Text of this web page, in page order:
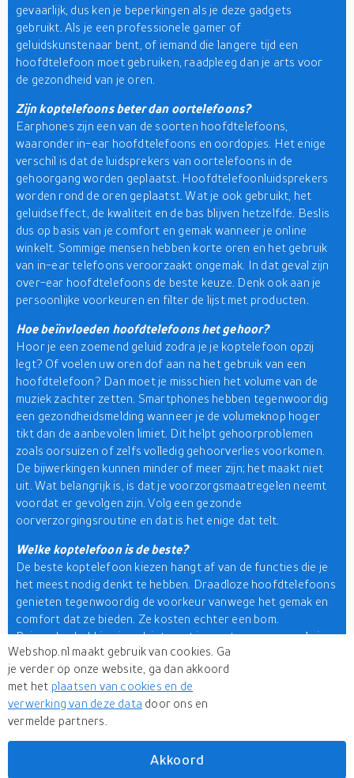
gevaarlijk, dus ken je beperkingen als je deze gadgets
gebruikt. Als je een professionele gamer of
geluidskunstenaar bent, of iemand die langere tijd een
hoofdtelefoon moet gebruiken, raadpleeg dan je arts voor
de gezondheid van je oren.
Zijn koptelefoons beter dan oortelefoons?
Earphones zijn een van de soorten hoofdtelefoons,
waaronder in-ear hoofdtelefoons en oordopjes. Het enige
verschil is dat de luidsprekers van oortelefoons in de
gehoorgang worden geplaatst. Hoofdtelefoonluidsprekers
worden rond de oren geplaatst. Wat je ook gebruikt, het
geluidseffect, de kwaliteit en de bas blijven hetzelfde. Beslis
dus op basis van je comfort en gemak wanneer je online
winkelt. Sommige mensen hebben korte oren en het gebruik
van in-ear telefoons veroorzaakt ongemak. In dat geval zijn
over-ear hoofdtelefoons de beste keuze. Denk ook aan je
persoonlijke voorkeuren en filter de lijst met producten.
Hoe beïnvloeden hoofdtelefoons het gehoor?
Hoor je een zoemend geluid zodra je je koptelefoon opzij
legt? Of voelen uw oren dof aan na het gebruik van een
hoofdtelefoon? Dan moet je misschien het volume van de
muziek zachter zetten. Smartphones hebben tegenwoordig
een gezondheidsmelding wanneer je de volumeknop hoger
tikt dan de aanbevolen limiet. Dit helpt gehoorproblemen
zoals oorsuizen of zelfs volledig gehoorverlies voorkomen.
De bijwerkingen kunnen minder of meer zijn; het maakt niet
uit. Wat belangrijk is, is dat je voorzorgsmaatregelen neemt
voordat er gevolgen zijn. Volg een gezonde
oorverzorgingsroutine en dat is het enige dat telt.
Welke koptelefoon is de beste?
De beste koptelefoon kiezen hangt af van de functies die je
het meest nodig denkt te hebben. Draadloze hoofdtelefoons
genieten tegenwoordig de voorkeur vanwege het gemak en
comfort dat ze bieden. Ze kosten echter een bom.
Ruisonderdrukking is ook iets wat je moet overwegen als je
de beste luisterervaring wilt hebben. Als je online winkelt, ga
dan voor een merktoestel om het beste van twee werelden
te krijgen. Onzezoekmachine voor detailhandel
aankoop beperken zoals jij dat wilt. Tips en trucs op deze
pagina en meerdere varianten op ons platform kunnen je
winkelrit tot een naadloze ervaring maken. Kijk nu en zie
interessante producten die je winkelwagentje waard zijn.
Webshop.nl maakt gebruik van cookies. Ga
je verder op onze website, ga dan akkoord
met het plaatsen van cookies en de
verwerking van deze data door ons en
vermelde partners.
Akkoord